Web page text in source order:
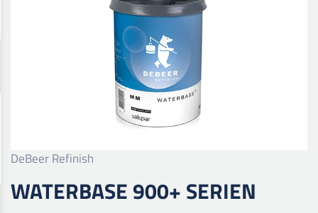
DeBeer Refinish
WATERBASE 900+ SERIEN